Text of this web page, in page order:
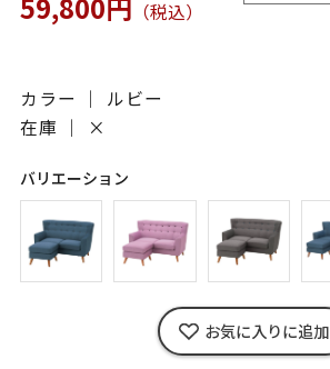
（税込）
カラー ｜ ルビー
在庫 ｜
×
バリエーション
お気に入りに追加